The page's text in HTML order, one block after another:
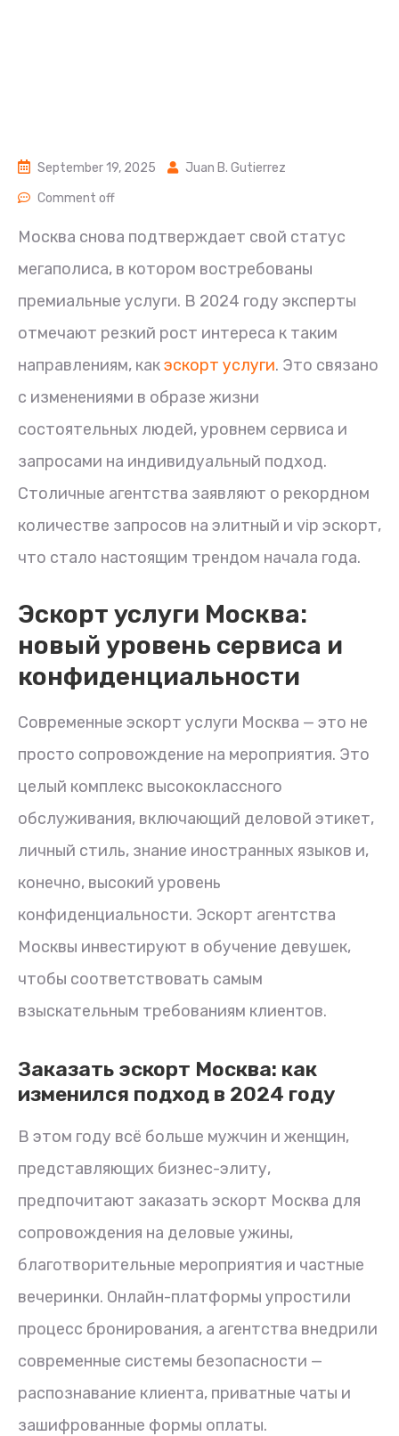
September 19, 2025
Juan B. Gutierrez
Comment off
Москва снова подтверждает свой статус
мегаполиса, в котором востребованы
премиальные услуги. В 2024 году эксперты
отмечают резкий рост интереса к таким
направлениям, какэскорт услуги. Это связано
с изменениями в образе жизни
состоятельных людей, уровнем сервиса и
запросами на индивидуальный подход.
Столичные агентства заявляют о рекордном
количестве запросов на элитный и vip эскорт,
что стало настоящим трендом начала года.
Эскорт услуги Москва:
новый уровень сервиса и
конфиденциальности
Современные эскорт услуги Москва — это не
просто сопровождение на мероприятия. Это
целый комплекс высококлассного
обслуживания, включающий деловой этикет,
личный стиль, знание иностранных языков и,
конечно, высокий уровень
конфиденциальности. Эскорт агентства
Москвы инвестируют в обучение девушек,
чтобы соответствовать самым
взыскательным требованиям клиентов.
Заказать эскорт Москва: как
изменился подход в 2024 году
В этом году всё больше мужчин и женщин,
представляющих бизнес-элиту,
предпочитают заказать эскорт Москва для
сопровождения на деловые ужины,
благотворительные мероприятия и частные
вечеринки. Онлайн-платформы упростили
процесс бронирования, а агентства внедрили
современные системы безопасности —
распознавание клиента, приватные чаты и
зашифрованные формы оплаты.